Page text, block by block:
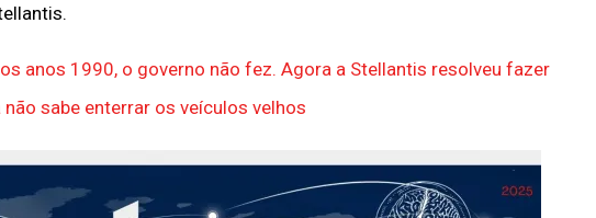
anos 1990, o governo não fez. Agora a Stellantis resolveu fazer
sabe enterrar os veículos velhos